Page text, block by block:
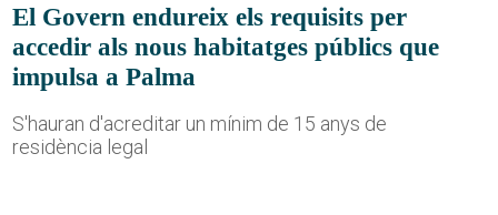
El Govern endureix els requisits per
accedir als nous habitatges públics que
impulsa a Palma
S'hauran d'acreditar un mínim de 15 anys de
residència legal